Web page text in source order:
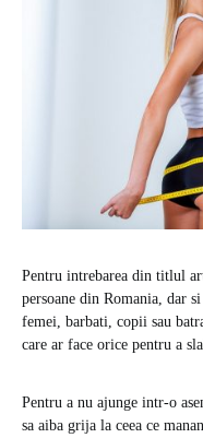
Pentru intrebarea din titlul
persoane din Romania, dar
femei, barbati, copii sau
care ar face orice pentru a
Pentru a nu ajunge intr-o
sa aiba grija la ceea ce